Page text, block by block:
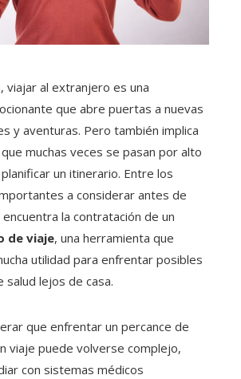
viajar al extranjero es una
que abre puertas a nuevas
y aventuras. Pero también implica
muchas veces se pasan por alto
un itinerario. Entre los
a considerar antes de
la contratación de un
de viaje, una herramienta que
utilidad para enfrentar posibles
salud lejos de casa.
que enfrentar un percance de
viaje puede volverse complejo,
con sistemas médicos